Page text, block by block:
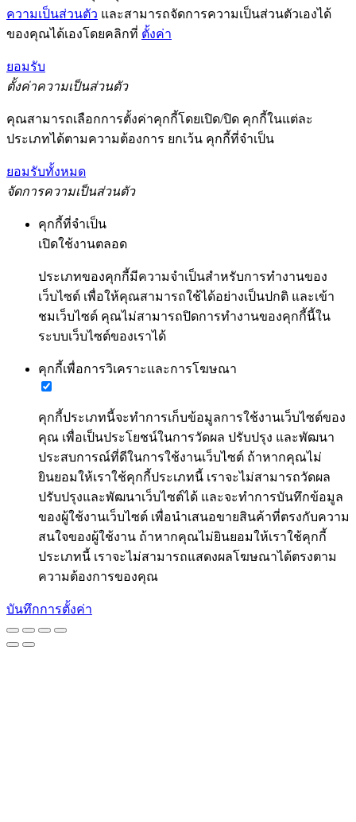
ความเป็นส่วนตัว และสามารถจัดการความเป็นส่วนตัวเองได้
ของคุณได้เองโดยคลิกที่ ตั้งค่า
ยอมรับ
ตั้งค่าความเป็นส่วนตัว
คุณสามารถเลือกการตั้งค่าคุกกี้โดยเปิด/ปิด คุกกี้ในแต่ละ
ประเภทได้ตามความต้องการ ยกเว้น คุกกี้ที่จำเป็น
ยอมรับทั้งหมด
จัดการความเป็นส่วนตัว
คุกกี้ที่จำเป็น
เปิดใช้งานตลอด
ประเภทของคุกกี้มีความจำเป็นสำหรับการทำงานของ
เว็บไซต์ เพื่อให้คุณสามารถใช้ได้อย่างเป็นปกติ และเข้า
ชมเว็บไซต์ คุณไม่สามารถปิดการทำงานของคุกกี้นี้ใน
ระบบเว็บไซต์ของเราได้
คุกกี้เพื่อการวิเคราะและการโฆษณา
คุกกี้ประเภทนี้จะทำการเก็บข้อมูลการใช้งานเว็บไซต์ของ
คุณ เพื่อเป็นประโยชน์ในการวัดผล ปรับปรุง และพัฒนา
ประสบการณ์ที่ดีในการใช้งานเว็บไซต์ ถ้าหากคุณไม่
ยินยอมให้เราใช้คุกกี้ประเภทนี้ เราจะไม่สามารถวัดผล
ปรับปรุงและพัฒนาเว็บไซต์ได้ และจะทำการบันทึกข้อมูล
ของผู้ใช้งานเว็บไซต์ เพื่อนำเสนอขายสินค้าที่ตรงกับความ
สนใจของผู้ใช้งาน ถ้าหากคุณไม่ยินยอมให้เราใช้คุกกี้
ประเภทนี้ เราจะไม่สามารถแสดงผลโฆษณาได้ตรงตาม
ความต้องการของคุณ
บันทึกการตั้งค่า